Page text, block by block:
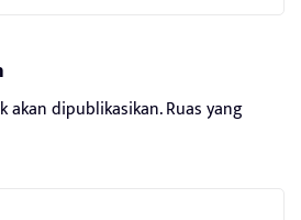
akan dipublikasikan.Ruas yang